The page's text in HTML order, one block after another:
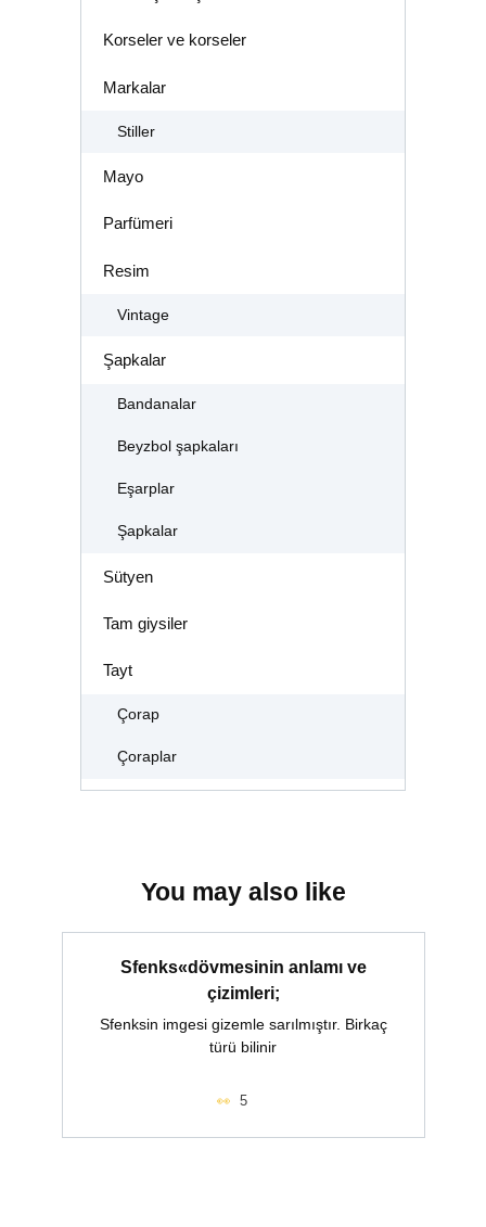
Korseler ve korseler
Markalar
Stiller
Mayo
Parfümeri
Resim
Vintage
Şapkalar
Bandanalar
Beyzbol şapkaları
Eşarplar
Şapkalar
Sütyen
Tam giysiler
Tayt
Çorap
Çoraplar
You may also like
Sfenks«dövmesinin anlamı ve
çizimleri;
Sfenksin imgesi gizemle sarılmıştır. Birkaç
türü bilinir
5